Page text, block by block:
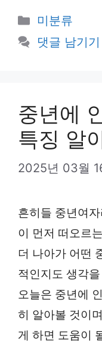
카
테
미분류
댓글 남기기
중년에
특징 알
2025년 03월
흔히들 중년여
이 먼저 떠오르
더 나아가 어떤
적인지도 생각
오늘은 중년에
히 알아볼 것이
게 하면 도움이